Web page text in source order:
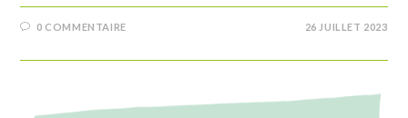
0 COMMENTAIRE 26 JUILLET 2023